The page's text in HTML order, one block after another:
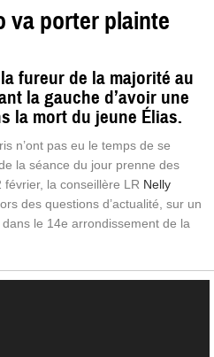
va porter plainte
fureur de la majorité au
la gauche d’avoir une
la mort du jeune Élias.
n’ont pas eu le temps de se
la séance du jour prenne des
la conseillère LR Nelly
lors des questions d’actualité, sur un
dans le 14e arrondissement de la